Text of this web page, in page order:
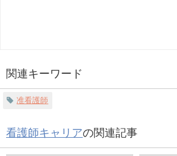
関連キーワード
准看護師
看護師キャリアの関連記事